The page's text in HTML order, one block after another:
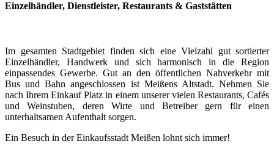
Einzelhändler, Dienstleister, Restaurants & Gaststätten
Im gesamten Stadtgebiet finden sich eine Vielzahl gut sortierter
Einzelhändler, Handwerk und sich harmonisch in die Region
einpassendes Gewerbe. Gut an den öffentlichen Nahverkehr mit
Bus und Bahn angeschlossen ist Meißens Altstadt. Nehmen Sie
nach Ihrem Einkauf Platz in einem unserer vielen Restaurants, Cafés
und Weinstuben, deren Wirte und Betreiber gern für einen
unterhaltsamen Aufenthalt sorgen.
Ein Besuch in der Einkaufsstadt Meißen lohnt sich immer!